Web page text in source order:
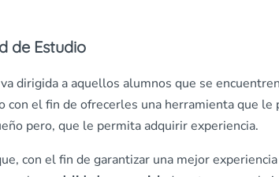
de Estudio
dirigida a aquellos alumnos que se
con el fin de ofrecerles una herramienta que
pero, que le permita adquirir experiencia.
con el fin de garantizar una mejor